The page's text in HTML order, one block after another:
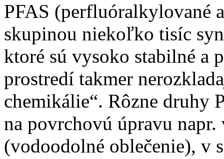
PFAS (perfluóralkylované
skupinou niekoľko tisíc
ktoré sú vysoko stabilné a
prostredí takmer
chemikálie“. Rôzne druhy
na povrchovú úpravu
(vodoodolné oblečenie), v